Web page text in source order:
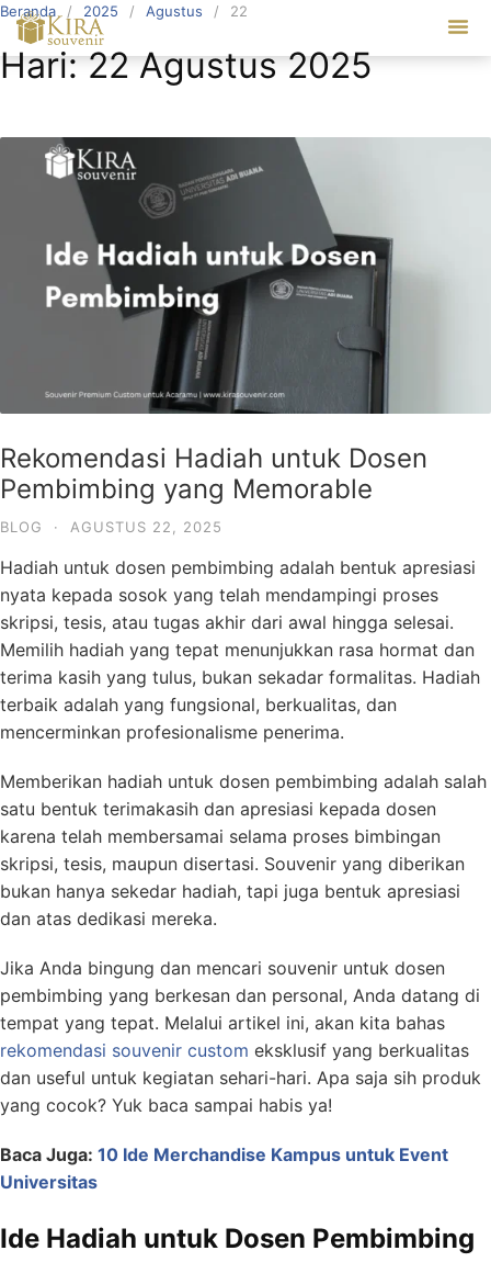
Beranda 2025 Agustus 22
Hari:22 Agustus 2025
Rekomendasi Hadiah untuk Dosen
Pembimbing yang Memorable
BLOG · AGUSTUS 22, 2025
Hadiah untuk dosen pembimbing adalah bentuk apresiasi
nyata kepada sosok yang telah mendampingi proses
skripsi, tesis, atau tugas akhir dari awal hingga selesai.
Memilih hadiah yang tepat menunjukkan rasa hormat dan
terima kasih yang tulus, bukan sekadar formalitas. Hadiah
terbaik adalah yang fungsional, berkualitas, dan
mencerminkan profesionalisme penerima.
Memberikan hadiah untuk dosen pembimbing adalah salah
satu bentuk terimakasih dan apresiasi kepada dosen
karena telah membersamai selama proses bimbingan
skripsi, tesis, maupun disertasi. Souvenir yang diberikan
bukan hanya sekedar hadiah, tapi juga bentuk apresiasi
dan atas dedikasi mereka.
Jika Anda bingung dan mencari souvenir untuk dosen
pembimbing yang berkesan dan personal, Anda datang di
tempat yang tepat. Melalui artikel ini, akan kita bahas
rekomendasi souvenir custom eksklusif yang berkualitas
dan useful untuk kegiatan sehari-hari. Apa saja sih produk
yang cocok? Yuk baca sampai habis ya!
Baca Juga: 10 Ide Merchandise Kampus untuk Event
Universitas
Ide Hadiah untuk Dosen Pembimbing